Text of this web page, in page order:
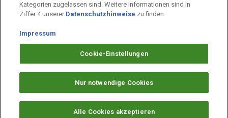
Impressum
Arbeiten bei PAYBACK
Datenschutz
Cookie-Einstellungen
Kategorien zugelassen sind. Weitere Informationen sind in
Ziffer 4 unserer Datenschutzhinweise zu finden.
Impressum
Cookie-Einstellungen
Nur notwendige Cookies
Alle Cookies akzeptieren